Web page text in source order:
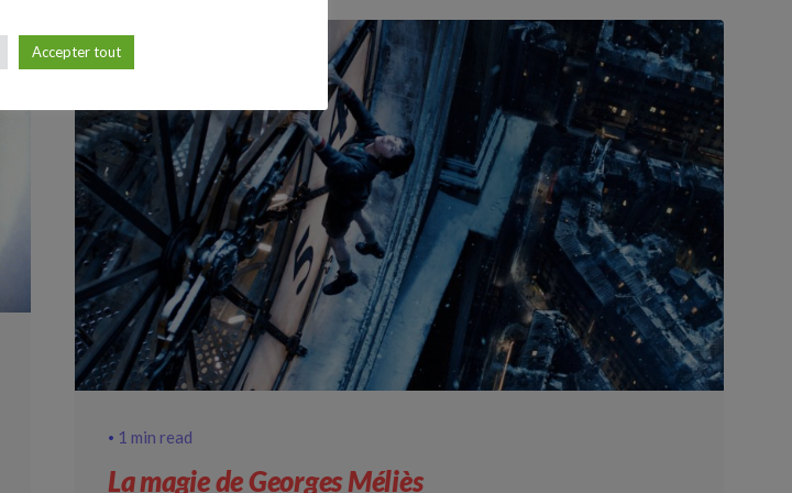
1 min read
La magie de Georges Méliès
Accepter tout